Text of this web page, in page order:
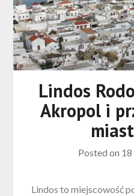
Lindos
Akropol i
Posted on
Lindos to miejscowość